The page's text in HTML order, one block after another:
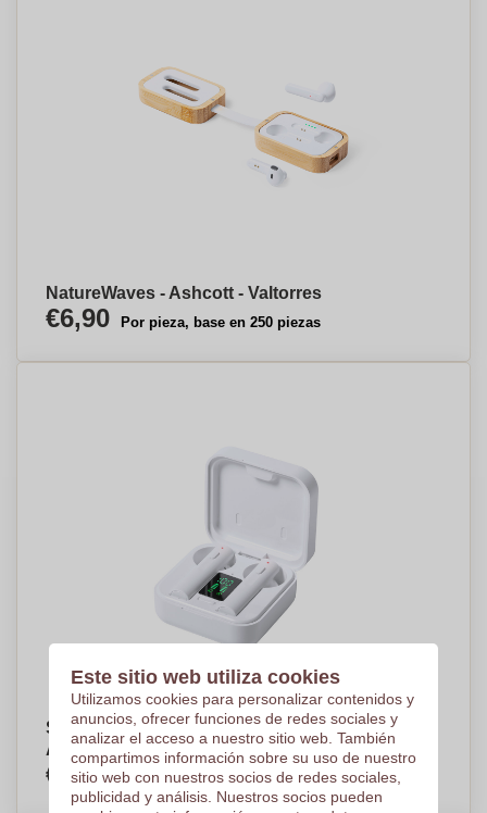
NatureWaves - Ashcott - Valtorres
€6,90 Por pieza, base en 250 piezas
SolarBliss Earbuds - Pequeño Dunmow -
Almáchar
€9,13 Por pieza, base en 250 piezas
Este sitio web utiliza cookies
Utilizamos cookies para personalizar contenidos y
anuncios, ofrecer funciones de redes sociales y
analizar el acceso a nuestro sitio web. También
compartimos información sobre su uso de nuestro
sitio web con nuestros socios de redes sociales,
publicidad y análisis. Nuestros socios pueden